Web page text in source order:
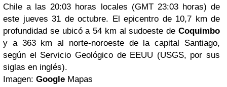
Chile a las 20:03 horas locales (GMT 23:03 horas) de
este jueves 31 de octubre. El epicentro de 10,7 km de
profundidad se ubicó a 54 km al sudoeste de Coquimbo
y a 363 km al norte-noroeste de la capital Santiago,
según el Servicio Geológico de EEUU (USGS, por sus
siglas en inglés).
Imagen: Google Mapas